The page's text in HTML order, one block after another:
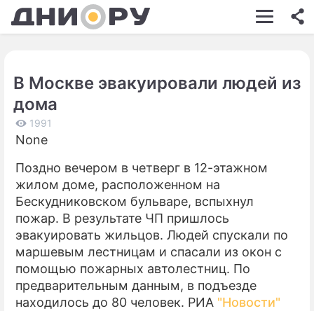
ШОУ-БИЗНЕС
КИНО
ЭКОНОМИКА
ПРОИСШЕСТВИЯ
СОННИК
СТИЛЬ ЖИЗНИ
СЕРИАЛЫ
В Москве эвакуировали людей из
дома
1991
None
Поздно вечером в четверг в 12-этажном
жилом доме, расположенном на
Бескудниковском бульваре, вспыхнул
пожар. В результате ЧП пришлось
эвакуировать жильцов. Людей спускали по
маршевым лестницам и спасали из окон с
помощью пожарных автолестниц. По
предварительным данным, в подъезде
находилось до 80 человек. РИА "Новости"